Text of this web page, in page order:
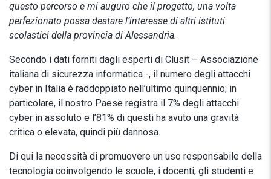
questo percorso e mi auguro che il progetto, una volta
perfezionato possa destare l’interesse di altri istituti
scolastici della provincia di Alessandria.
Secondo i dati forniti dagli esperti di Clusit – Associazione
italiana di sicurezza informatica -, il numero degli attacchi
cyber in Italia è raddoppiato nell’ultimo quinquennio; in
particolare, il nostro Paese registra il 7% degli attacchi
cyber in assoluto e l’81% di questi ha avuto una gravità
critica o elevata, quindi più dannosa.
Di qui la necessità di promuovere un uso responsabile della
tecnologia coinvolgendo le scuole, i docenti, gli studenti e